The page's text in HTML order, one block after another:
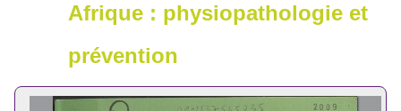
Afrique : physiopathologie et
prévention